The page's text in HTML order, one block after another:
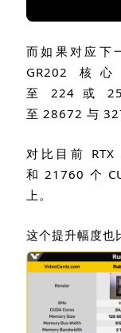
而如果对应下
GR202 核心
至 224或
至 28672 与
对比目前
和 21760 个
上。
这个提升幅度也